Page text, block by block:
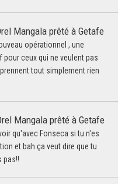
Mangala prêté à Getafe
opérationnel , une
ceux qui ne veulent pas
tout simplement rien
Mangala prêté à Getafe
qu'avec Fonseca si tu n'es
et bah ça veut dire que tu
pas!!